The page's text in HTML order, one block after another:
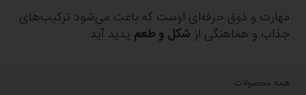
مهارت و ذوق حرفه‌ای اوست که باعث می‌شود ترکیب‌های
جذاب و هماهنگی از شکل و طعم پدید آید.
همه محصولات